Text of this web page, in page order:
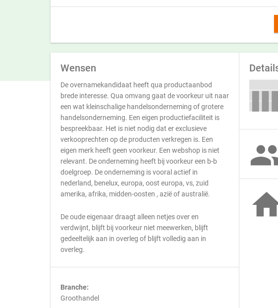
Wensen
De overnamekandidaat heeft qua productaanbod
brede interesse. Qua omvang gaat de voorkeur uit naar
een wat kleinschalige handelsonderneming of grotere
handelsonderneming. Een eigen productiefaciliteit is
bespreekbaar. Het is niet nodig dat er exclusieve
verkooprechten op de producten verkregen is. Een
eigen merk heeft geen voorkeur. Een webshop is niet
relevant. De onderneming heeft bij voorkeur een b-b
doelgroep. De onderneming is vooral actief in
nederland, benelux, europa, oost europa, vs, zuid
amerika, afrika, midden-oosten , azië of australië.
De oude eigenaar draagt alleen netjes over en
verdwijnt, blijft bij voorkeur niet meewerken, blijft
gedeeltelijk aan in overleg of blijft volledig aan in
overleg.
Branche:
Groothandel